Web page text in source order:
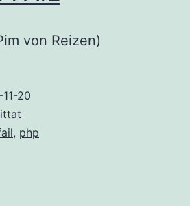
von Reizen)
20
, php